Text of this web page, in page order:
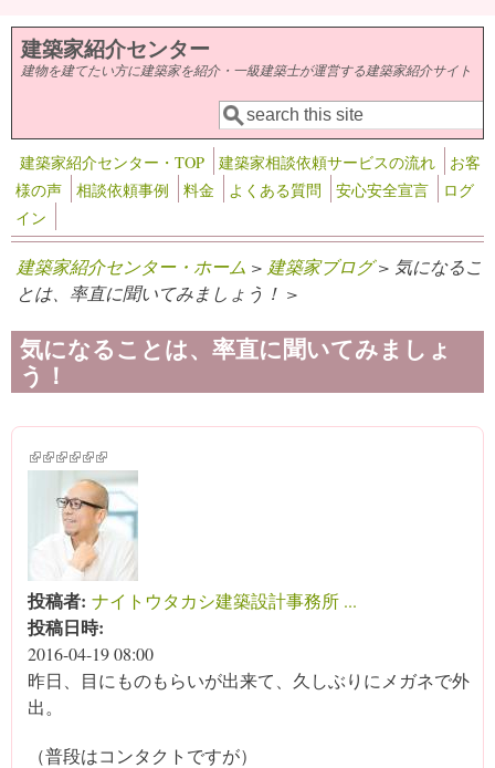
メインコンテンツに移動
建築家紹介センター
建物を建てたい方に建築家を紹介・一級建築士が運営する建築家紹介サイト
検索フォーム
検索
建築家紹介センター・TOP 建築家相談依頼サービスの流れ
お客
様の声
相談依頼事例 料金 よくある質問 安心安全宣言
ログ
イン
建築家紹介センター・ホーム > 建築家ブログ> 気になるこ
とは、率直に聞いてみましょう！ >
気になることは、率直に聞いてみましょ
う！
(link is external)
(link is external)
(link is external)
(link is external)
(link is external)
(link is external)
投稿者: ナイトウタカシ建築設計事務所 ...
投稿日時:
2016-04-19 08:00
昨日、目にものもらいが出来て、久しぶりにメガネで外
出。
（普段はコンタクトですが）